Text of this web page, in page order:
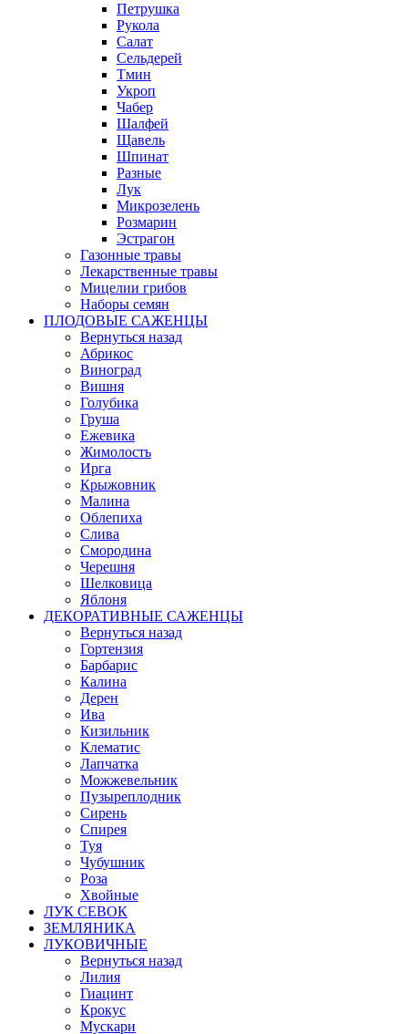
Петрушка
Рукола
Салат
Сельдерей
Тмин
Укроп
Чабер
Шалфей
Щавель
Шпинат
Разные
Лук
Микрозелень
Розмарин
Эстрагон
Газонные травы
Лекарственные травы
Мицелии грибов
Наборы семян
ПЛОДОВЫЕ САЖЕНЦЫ
Вернуться назад
Абрикос
Виноград
Вишня
Голубика
Груша
Ежевика
Жимолость
Ирга
Крыжовник
Малина
Облепиха
Слива
Смородина
Черешня
Шелковица
Яблоня
ДЕКОРАТИВНЫЕ САЖЕНЦЫ
Вернуться назад
Гортензия
Барбарис
Калина
Дерен
Ива
Кизильник
Клематис
Лапчатка
Можжевельник
Пузыреплодник
Сирень
Спирея
Туя
Чубушник
Роза
Хвойные
ЛУК СЕВОК
ЗЕМЛЯНИКА
ЛУКОВИЧНЫЕ
Вернуться назад
Лилия
Гиацинт
Крокус
Мускари